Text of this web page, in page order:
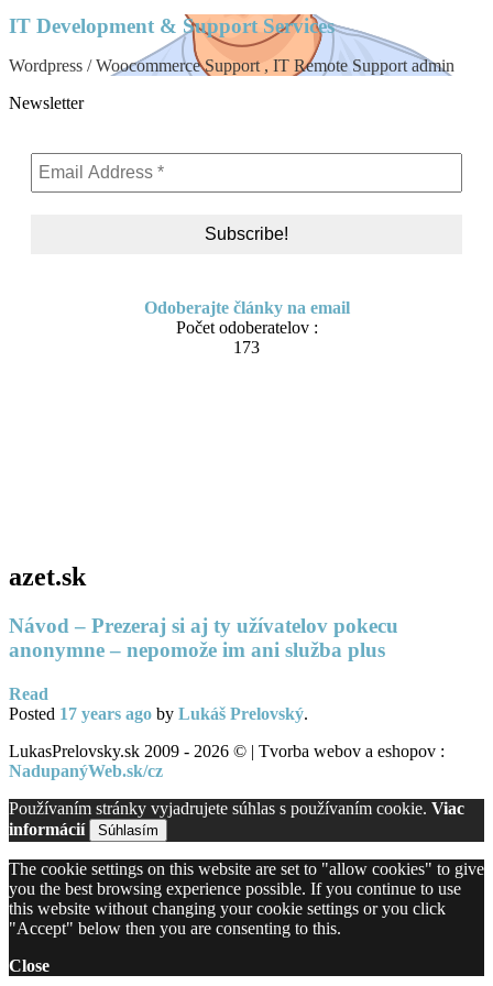
IT Development & Support Services
Wordpress / Woocommerce Support , IT Remote Support admin
Newsletter
Odoberajte články na email
Počet odoberatelov :
173
azet.sk
Návod – Prezeraj si aj ty užívatelov pokecu
anonymne – nepomože im ani služba plus
Read
Posted 17 years ago by Lukáš Prelovský.
LukasPrelovsky.sk 2009 - 2026 © | Tvorba webov a eshopov :
NadupanýWeb.sk/cz
Používaním stránky vyjadrujete súhlas s používaním cookie. Viac
informácií
Súhlasím
The cookie settings on this website are set to "allow cookies" to give
you the best browsing experience possible. If you continue to use
this website without changing your cookie settings or you click
"Accept" below then you are consenting to this.
Close